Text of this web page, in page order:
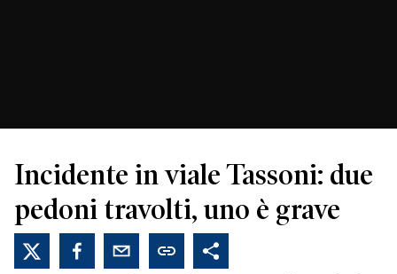
Incidente in viale Tassoni: due
pedoni travolti, uno è grave